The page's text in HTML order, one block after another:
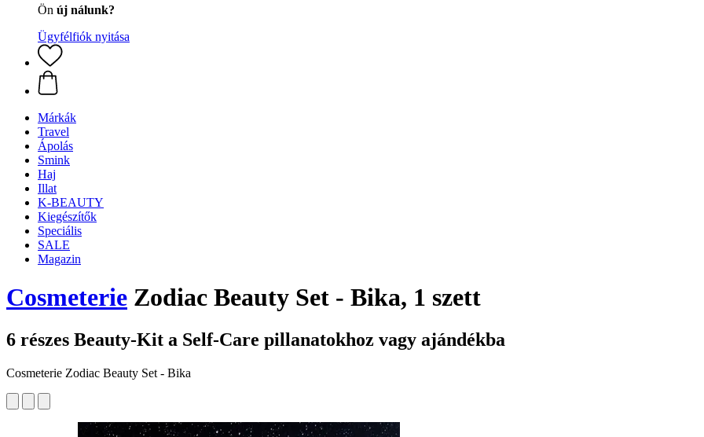
Ön új nálunk?
Ügyfélfiók nyitása
Márkák
Travel
Ápolás
Smink
Haj
Illat
K-BEAUTY
Kiegészítők
Speciális
SALE
Magazin
Cosmeterie Zodiac Beauty Set - Bika, 1 szett
6 részes Beauty-Kit a Self-Care pillanatokhoz vagy ajándékba
Cosmeterie Zodiac Beauty Set - Bika